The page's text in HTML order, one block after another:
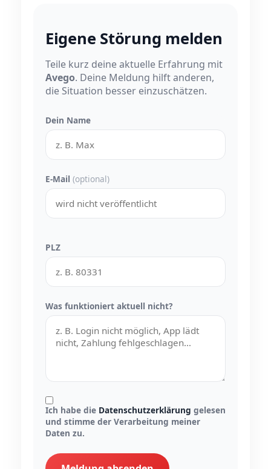
Eigene Störung melden
Teile kurz deine aktuelle Erfahrung mit
Avego. Deine Meldung hilft anderen,
die Situation besser einzuschätzen.
Dein Name
E-Mail (optional)
PLZ
Was funktioniert aktuell nicht?
Ich habe die Datenschutzerklärung gelesen
und stimme der Verarbeitung meiner
Daten zu.